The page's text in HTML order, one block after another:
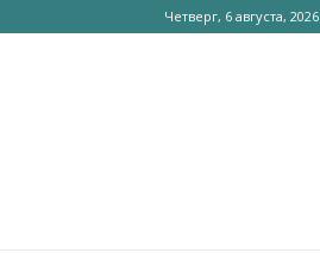
Четверг, 6 августа, 2026